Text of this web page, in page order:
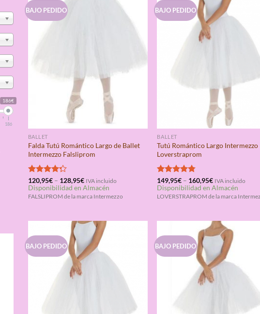
186€
186
BAJO PEDIDO
BALLET
Falda Tutú Romántico Largo de Ballet
Intermezzo Falsliprom
Valorado
con4.25
de 5
120,95€– 128,95€ IVA incluido
Disponibilidad en Almacén
FALSLIPROM de la marca Intermezzo
BAJO PEDIDO
BALLET
Tutú Romántico Largo Intermezzo
Loverstraprom
Valorado
con4.75
de 5
149,95€ – 160,95€ IVA incluido
Disponibilidad en Almacén
LOVERSTRAPROM de la marca
BAJO PEDIDO BAJO PEDIDO